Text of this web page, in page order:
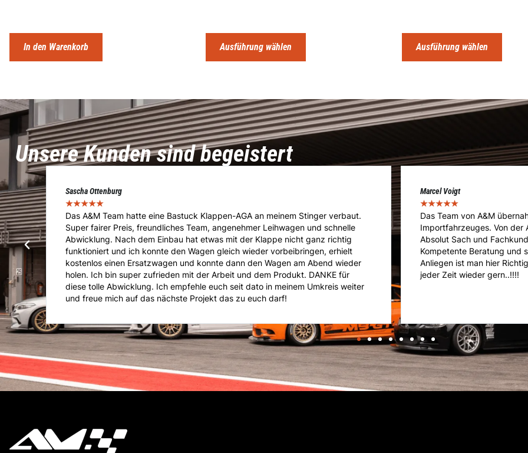
In den Warenkorb Ausführung wählen Ausführung wählen
Unsere Kunden sind begeistert
Marcel Voigt
★★★★★
Das Team von A&M übernahm die Immatrikulation meines umgebauten
Importfahrzeuges. Von der Abholung über die Vorführung bis hin zum Service.
Absolut Sach und Fachkundig im Bereich Tuning, Eintragungen und Zulassung.
Kompetente Beratung und super Kommunikation. Gerade mit speziellen
Anliegen ist man hier Richtig. Kann mich nur weiterempfehlen. Vielen Dank und
jeder Zeit wieder gern..!!!!
Cédric Kläusler
★★★★★
A&M ist die Adresse
Reparatur- und
ein riesen Knowhow und
Geht nicht gibts nicht bei
Porsche GT3!